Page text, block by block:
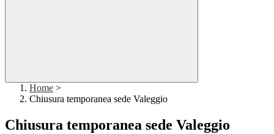
Home >
Chiusura temporanea sede Valeggio
Chiusura temporanea sede Valeggio